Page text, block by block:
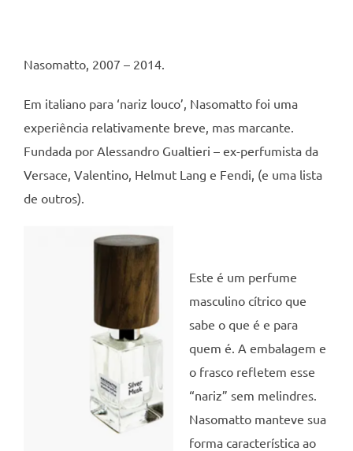
Nasomatto, 2007 – 2014.
Em italiano para ‘nariz louco’, Nasomatto foi uma
experiência relativamente breve, mas marcante.
Fundada por Alessandro Gualtieri – ex-perfumista da
Versace, Valentino, Helmut Lang e Fendi, (e uma lista
de outros).
Este é um perfume
masculino cítrico que
sabe o que é e para
quem é. A embalagem e
o frasco refletem esse
“nariz” sem melindres.
Nasomatto manteve sua
forma característica ao